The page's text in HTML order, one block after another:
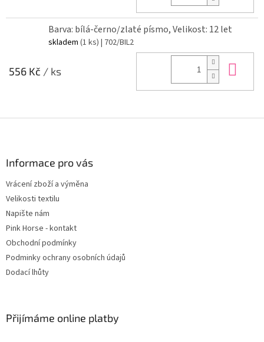
Barva: bílá-černo/zlaté písmo, Velikost: 12 let
skladem (1 ks) | 702/BIL2
556 Kč / ks
Informace pro vás
Vrácení zboží a výměna
Velikosti textilu
Napište nám
Pink Horse - kontakt
Obchodní podmínky
Podminky ochrany osobních údajů
Dodací lhůty
Přijímáme online platby